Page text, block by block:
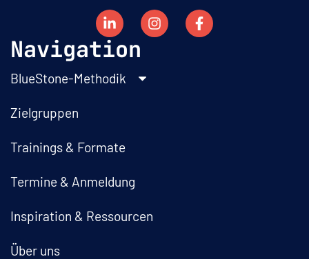
Navigation
BlueStone-Methodik
Zielgruppen
Trainings & Formate
Termine & Anmeldung
Inspiration & Ressourcen
Über uns